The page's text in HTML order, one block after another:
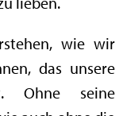
wie wir
das unsere
Ohne seine